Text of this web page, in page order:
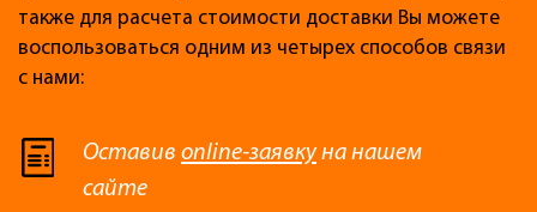
также для расчета стоимости доставки Вы можете
воспользоваться одним из четырех способов связи
с нами:
Оставив online-заявкуна нашем
сайте